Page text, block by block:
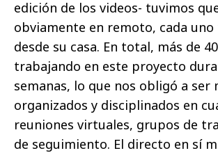
edición de los videos- tuvimos
obviamente en remoto, cada
desde su casa. En total, más de
trabajando en este proyecto
semanas, lo que nos obligó a ser
organizados y disciplinados en
reuniones virtuales, grupos de
de seguimiento. El directo en sí